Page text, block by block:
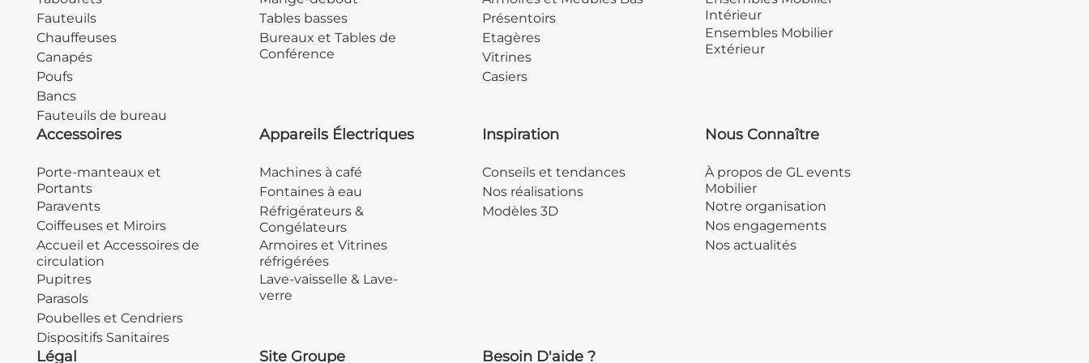
Fauteuils
Chauffeuses
Canapés
Poufs
Bancs
Fauteuils de bureau
Tables basses
Bureaux et Tables de
Conférence
Présentoirs
Etagères
Vitrines
Casiers
Intérieur
Ensembles Mobilier
Extérieur
Accessoires
Porte-manteaux et
Portants
Paravents
Coiffeuses et Miroirs
Accueil et Accessoires de
circulation
Pupitres
Parasols
Poubelles et Cendriers
Dispositifs Sanitaires
Appareils Électriques
Machines à café
Fontaines à eau
Réfrigérateurs &
Congélateurs
Armoires et Vitrines
réfrigérées
Lave-vaisselle & Lave-
verre
Inspiration
Conseils et tendances
Nos réalisations
Modèles 3D
Nous Connaître
À propos de GL events
Mobilier
Notre organisation
Nos engagements
Nos actualités
Légal Site Groupe Besoin D'aide ?